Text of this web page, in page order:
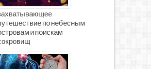
по небесным
и поискам